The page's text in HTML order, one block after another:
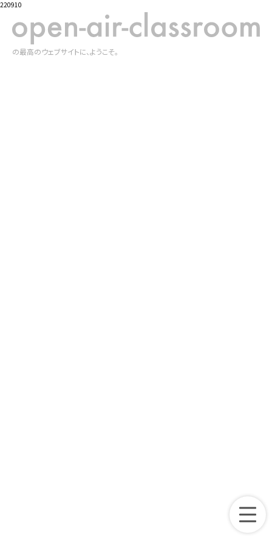
の最高のウェブサイトに、ようこそ。
220910